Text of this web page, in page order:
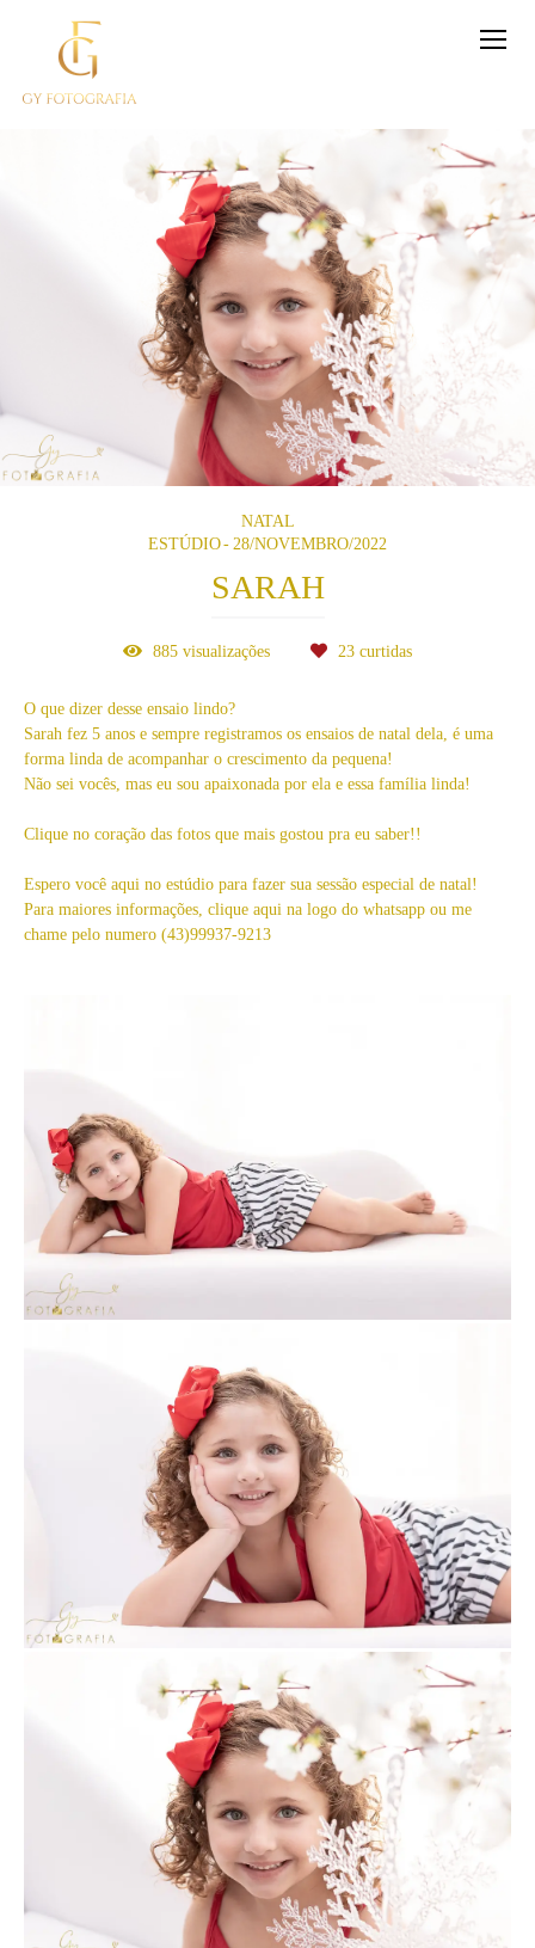
NATAL
ESTÚDIO
28/NOVEMBRO/2022
SARAH
885 visualizações 23 curtidas
O que dizer desse ensaio lindo?
Sarah fez 5 anos e sempre registramos os ensaios de natal dela, é uma
forma linda de acompanhar o crescimento da pequena!
Não sei vocês, mas eu sou apaixonada por ela e essa família linda!
Clique no coração das fotos que mais gostou pra eu saber!!
Espero você aqui no estúdio para fazer sua sessão especial de natal!
Para maiores informações, clique aqui na logo do whatsapp ou me
chame pelo numero (43)99937-9213